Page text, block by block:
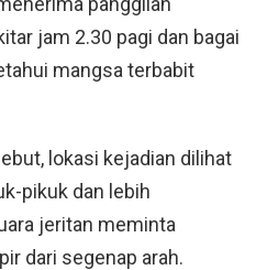
jam 2.30 pagi dan bagai
mangsa terbabit
lokasi kejadian dilihat
pikuk dan lebih
jeritan meminta
dari segenap arah.